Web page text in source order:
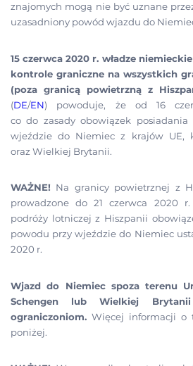
znajomych mogą nie być uznane
uzasadniony powód wjazdu do
15 czerwca 2020 r. władze
kontrole graniczne na wszystkich
(poza granicą powietrzną z
(DE/EN) powoduje, że od 16
co do zasady obowiązek
wjeździe do Niemiec z krajów UE,
oraz Wielkiej Brytanii.
WAŻNE! Na granicy powietrznej z
prowadzone do 21 czerwca 2020
podróży lotniczej z Hiszpanii
powodu przy wjeździe do Niemiec
2020 r.
Wjazd do Niemiec spoza terenu
Schengen lub Wielkiej
ograniczoniom. Więcej informacji o
poniżej.